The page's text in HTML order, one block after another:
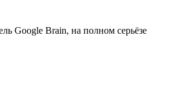
Google Brain, на полном серьёзе